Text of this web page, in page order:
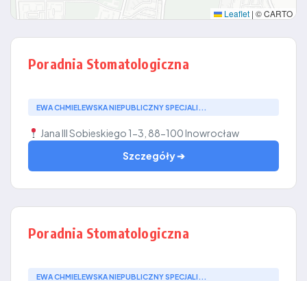
Leaflet | © CARTO
Poradnia Stomatologiczna
EWA CHMIELEWSKA NIEPUBLICZNY SPECJALI...
Jana III Sobieskiego 1-3, 88-100 Inowrocław
Szczegóły ➔
Poradnia Stomatologiczna
EWA CHMIELEWSKA NIEPUBLICZNY SPECJALI...